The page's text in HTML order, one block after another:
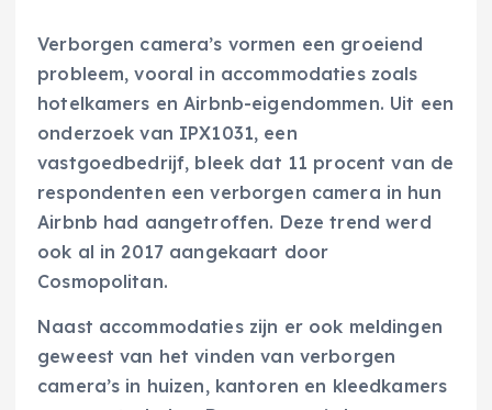
Verborgen camera’s vormen een groeiend
probleem, vooral in accommodaties zoals
hotelkamers en Airbnb-eigendommen. Uit een
onderzoek van IPX1031, een
vastgoedbedrijf, bleek dat 11 procent van de
respondenten een verborgen camera in hun
Airbnb had aangetroffen. Deze trend werd
ook al in 2017 aangekaart door
Cosmopolitan.
Naast accommodaties zijn er ook meldingen
geweest van het vinden van verborgen
camera’s in huizen, kantoren en kleedkamers